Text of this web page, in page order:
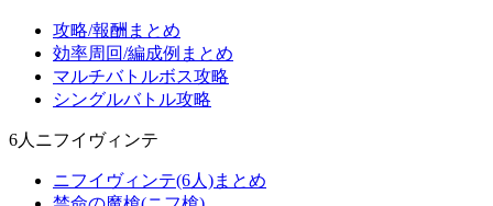
攻略/報酬まとめ
効率周回/編成例まとめ
マルチバトルボス攻略
シングルバトル攻略
6人ニフイヴィンテ
ニフイヴィンテ(6人)まとめ